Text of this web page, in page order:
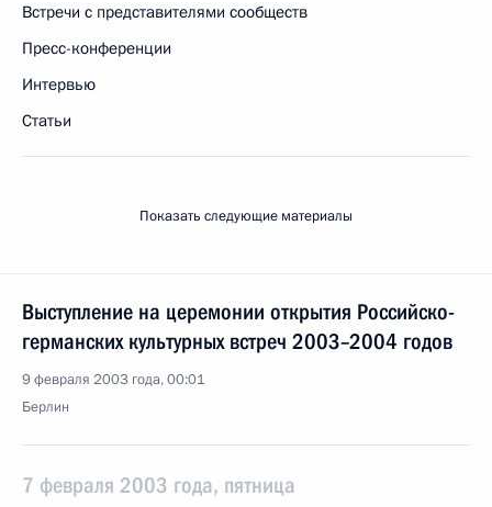
Встречи с представителями сообществ
Пресс-конференции
Интервью
Статьи
Показать следующие материалы
Выступление на церемонии открытия Российско-
германских культурных встреч 2003–2004 годов
9 февраля 2003 года, 00:01
Берлин
7 февраля 2003 года, пятница